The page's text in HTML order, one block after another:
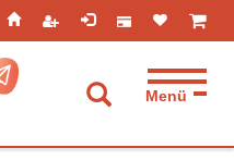
ist leerist
Menü